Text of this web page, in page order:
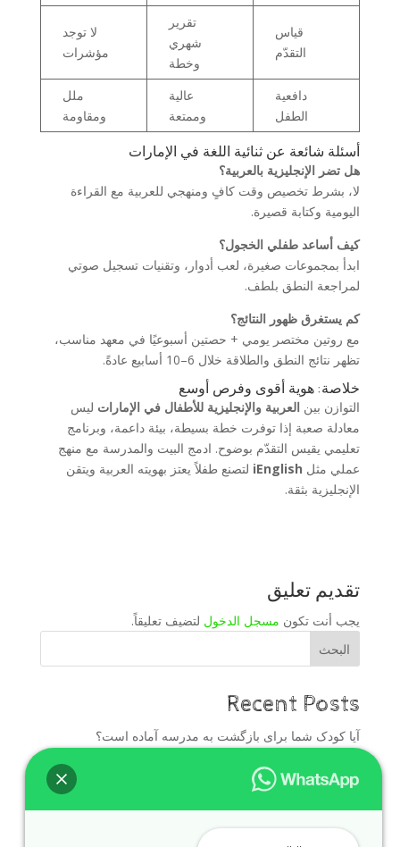
قياس
التقدّم
تقرير
شهري
وخطة
لا توجد
مؤشرات
دافعية
الطفل
عالية
وممتعة
ملل
ومقاومة
أسئلة شائعة عن ثنائية اللغة في الإمارات
هل تضر الإنجليزية بالعربية؟
لا، بشرط تخصيص وقت كافٍ ومنهجي للعربية مع القراءة
اليومية وكتابة قصيرة.
كيف أساعد طفلي الخجول؟
ابدأ بمجموعات صغيرة، لعب أدوار، وتقنيات تسجيل صوتي
لمراجعة النطق بلطف.
كم يستغرق ظهور النتائج؟
مع روتين مختصر يومي + حصتين أسبوعيًا في معهد مناسب،
تظهر نتائج النطق والطلاقة خلال 6–10 أسابيع عادةً.
خلاصة: هوية أقوى وفرص أوسع
التوازن بين العربية والإنجليزية للأطفال في الإمارات ليس
معادلة صعبة إذا توفرت خطة بسيطة، بيئة داعمة، وبرنامج
تعليمي يقيس التقدّم بوضوح. ادمج البيت والمدرسة مع منهج
عملي مثل iEnglish لتصنع طفلاً يعتز بهويته العربية ويتقن
الإنجليزية بثقة.
تقديم تعليق
يجب أنت تكون مسجل الدخول لتضيف تعليقاً.
البحث
Recent Posts
آیا کودک شما برای بازگشت به مدرسه آماده است؟
دليل الأهالي قبل بداية العام الدراسي
برنامه بازگشت به مدرسه برای تقویت زبان انگلیسی کودکان
در دبی
العودة للمدرسة للأطفال في العين